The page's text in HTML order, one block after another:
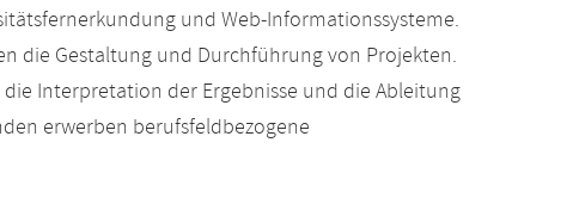
und Web-Informationssysteme.
die Gestaltung und Durchführung von Projekten.
Interpretation der Ergebnisse und die Ableitung
erwerben berufsfeldbezogene